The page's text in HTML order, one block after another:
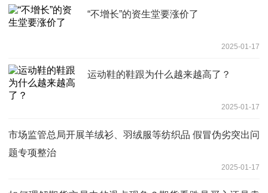
“不增长”的资生堂要涨价了
2025-01-17
运动鞋的鞋跟为什么越来越高了？
2025-01-17
市场监管总局开展羊绒衫、羽绒服等纺织品 假冒伪劣突出问
题专项整治
2025-01-17